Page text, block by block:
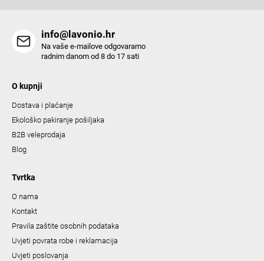
info@lavonio.hr
Na vaše e-mailove odgovaramo
radnim danom od 8 do 17 sati
O kupnji
Dostava i plaćanje
Ekološko pakiranje pošiljaka
B2B veleprodaja
Blog
Tvrtka
O nama
Kontakt
Pravila zaštite osobnih podataka
Uvjeti povrata robe i reklamacija
Uvjeti poslovanja